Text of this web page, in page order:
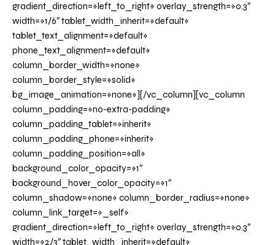
gradient_direction=»left_to_right» overlay_strength=»0.3″
width=»1/6″ tablet_width_inherit=»default»
tablet_text_alignment=»default»
phone_text_alignment=»default»
column_border_width=»none»
column_border_style=»solid»
bg_image_animation=»none»][/vc_column][vc_column
column_padding=»no-extra-padding»
column_padding_tablet=»inherit»
column_padding_phone=»inherit»
column_padding_position=»all»
background_color_opacity=»1″
background_hover_color_opacity=»1″
column_shadow=»none» column_border_radius=»none»
column_link_target=»_self»
gradient_direction=»left_to_right» overlay_strength=»0.3″
width=»2/3″ tablet_width_inherit=»default»